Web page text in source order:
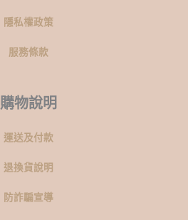
隱私權政策
服務條款
購物說明
運送及付款
退換貨說明
防詐騙宣導